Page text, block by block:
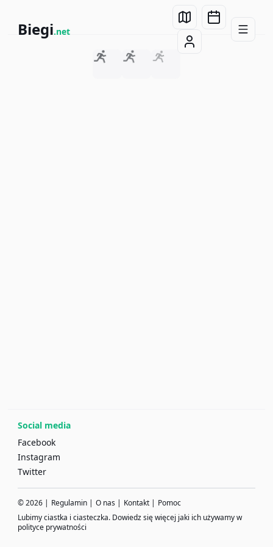
Biegi.net
Social media
Facebook
Instagram
Twitter
©2026| Regulamin | O nas | Kontakt | Pomoc
Lubimy ciastka i ciasteczka. Dowiedz się więcej jaki ich używamy w
polityce prywatności